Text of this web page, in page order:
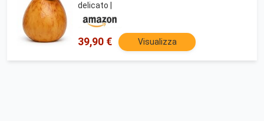
delicato |
39,90 € Visualizza